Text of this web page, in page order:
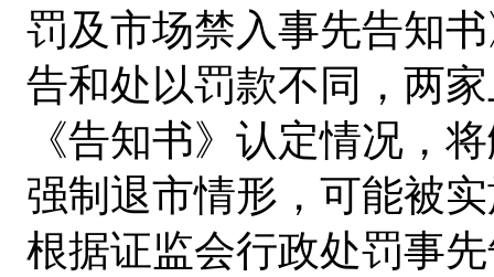
罚及市场禁入事先告知
告和处以罚款不同，两
《告知书》认定情况，
强制退市情形，可能被
根据证监会行政处罚事